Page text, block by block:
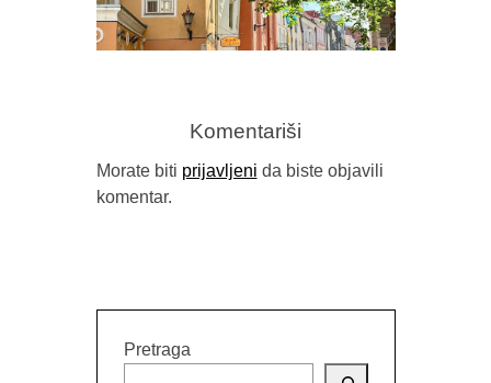
GORAN SARIĆ, “IDILA (NEĆU DA
Komentariši
Morate biti prijavljeni da biste objavili
komentar.
Pretraga